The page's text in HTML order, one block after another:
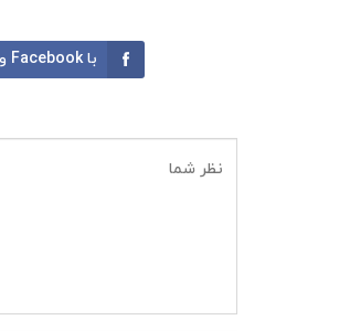
با Facebook وارد شوید